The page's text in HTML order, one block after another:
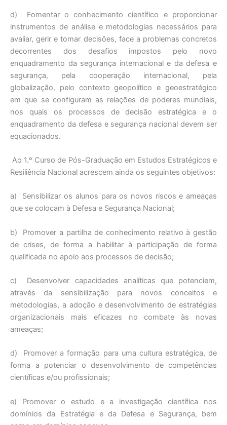
d) Fomentar o conhecimento científico e proporcionar
instrumentos de análise e metodologias necessários para
avaliar, gerir e tomar decisões, face a problemas concretos
decorrentes dos desafios impostos pelo novo
enquadramento da segurança internacional e da defesa e
segurança, pela cooperação internacional, pela
globalização, pelo contexto geopolítico e geoestratégico
em que se configuram as relações de poderes mundiais,
nos quais os processos de decisão estratégica e o
enquadramento da defesa e segurança nacional devem ser
equacionados.
Ao 1.º Curso de Pós-Graduação em Estudos Estratégicos e
Resiliência Nacional acrescem ainda os seguintes objetivos:
a) Sensibilizar os alunos para os novos riscos e ameaças
que se colocam à Defesa e Segurança Nacional;
b) Promover a partilha de conhecimento relativo à gestão
de crises, de forma a habilitar à participação de forma
qualificada no apoio aos processos de decisão;
c) Desenvolver capacidades analíticas que potenciem,
através da sensibilização para novos conceitos e
metodologias, a adoção e desenvolvimento de estratégias
organizacionais mais eficazes no combate às novas
ameaças;
d) Promover a formação para uma cultura estratégica, de
forma a potenciar o desenvolvimento de competências
científicas e/ou profissionais;
e) Promover o estudo e a investigação científica nos
domínios da Estratégia e da Defesa e Segurança, bem